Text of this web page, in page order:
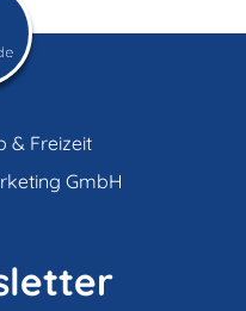
& Freizeit
GmbH